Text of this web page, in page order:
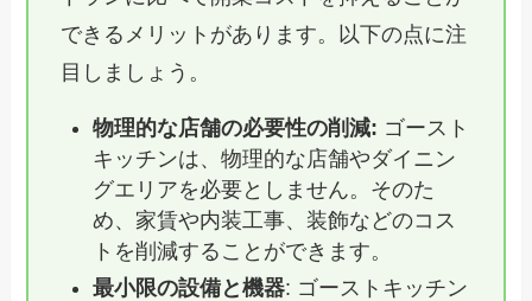
できるメリットがあります。以下の点に注
目しましょう。
物理的な店舗の必要性の削減: ゴースト
キッチンは、物理的な店舗やダイニン
グエリアを必要としません。そのた
め、家賃や内装工事、装飾などのコス
トを削減することができます。
最小限の設備と機器: ゴーストキッチン